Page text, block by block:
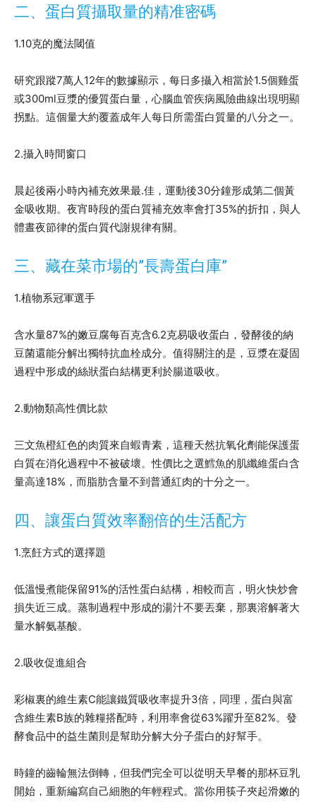
二、蛋白質攝取量的精准密碼
1.10克的魔法閾值
研究跟蹤7萬人12年的數據顯示，每日多攝入相當於1.5個雞蛋
或300ml豆漿的優質蛋白量，心腦血管疾病風險曲線出現明顯
拐點。這個量大約覆蓋成年人每日所需蛋白質量的八分之一。
2.攝入時間窗口
晨起後兩小時內補充效果最.佳，運動後30分鐘形成第二個黃
金吸收期。夜宵時段的蛋白質補充效率會打35%的折扣，與人
體晝夜節律的蛋白質代謝規律有關。
三、藏在菜市場的”長壽蛋白庫”
1.植物系冠軍選手
含水量87%的嫩豆腐每百克含6.2克易吸收蛋白，發酵後的納
豆菌還能分解出獨特抗血栓成分。值得關注的是，豆漿在凝固
過程中形成的絲狀蛋白結構更利於腸道吸收。
2.動物類高性價比款
三文魚橙紅色的肉質來自蝦青素，這種天然抗氧化劑能保護蛋
白質在消化過程中不被破壞。性價比之選鱈魚的肌纖維蛋白含
量高達18%，而脂肪含量不到普通紅肉的十分之一。
四、讓蛋白質效率翻倍的生活配方
1.烹飪方式的選擇題
低溫慢煮能保留91%的活性蛋白結構，相較而言，明火快炒會
損失近三成。蒸制過程中形成的湯汁不要丟棄，那裏溶解著大
量水解氨基酸。
2.吸收促進組合
彩椒裏的維生素C能讓鐵質吸收率提升3倍，同理，蛋白與富
含維生素B族的雜糧搭配時，利用率會從63%躍升至82%。發
酵食品中的益生菌則是幫助分解大分子蛋白的好幫手。
時鐘的齒輪無法倒轉，但我們完全可以從明天早餐的那杯豆乳
開始，重新編寫自己細胞的年輕程式。當你用筷子夾起滑嫩的